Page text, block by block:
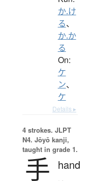
か.け
る、
か.か
る
On:
ケ
ン、
ケ
Details ▸
4 strokes. JLPT
N4. Jōyō kanji,
taught in grade 1.
手 hand